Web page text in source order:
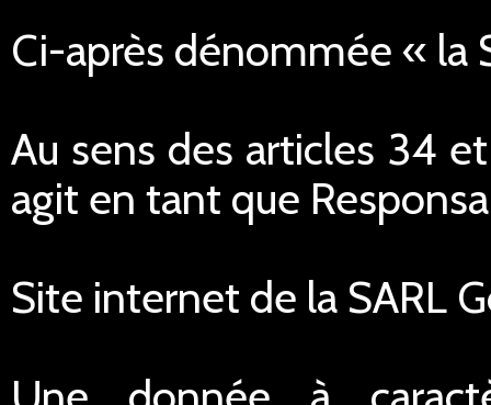
Ci-après dénommée « la
Au sens des articles 34
agit en tant que
Site internet de la SARL